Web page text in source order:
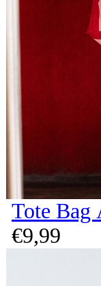
Tote Bag
€9,99